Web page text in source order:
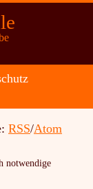
RSS/Atom
notwendige